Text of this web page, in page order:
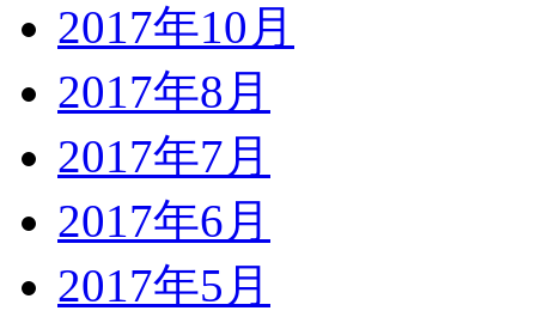
2017年10月
2017年8月
2017年7月
2017年6月
2017年5月